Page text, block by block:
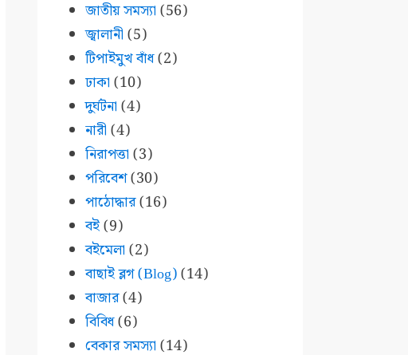
জাতীয় সমস্যা (56)
জ্বালানী (5)
টিপাইমুখ বাঁধ(2)
ঢাকা (10)
দুর্ঘটনা (4)
নারী (4)
নিরাপত্তা (3)
পরিবেশ(30)
পাঠোদ্ধার(16)
বই(9)
বইমেলা (2)
বাছাই ব্লগ (Blog)(14)
বাজার(4)
বিবিধ(6)
বেকার সমস্যা (14)